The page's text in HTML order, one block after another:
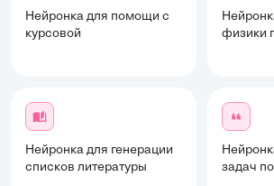
Нейронка для помощи с
курсовой
физики
Нейронка для генерации
списков литературы
задач